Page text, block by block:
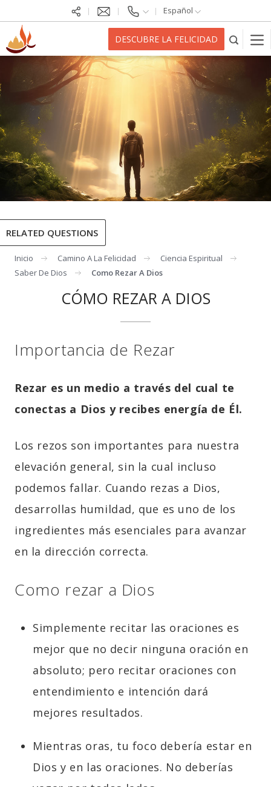
Español
DESCUBRE LA FELICIDAD
RELATED QUESTIONS
Inicio Camino A La Felicidad
Ciencia Espiritual
Saber De Dios
Como Rezar A Dios
CÓMO REZAR A DIOS
Importancia de Rezar
Rezar es un medio a través del cual te
conectas a Dios y recibes energía de Él.
Los rezos son importantes para nuestra
elevación general, sin la cual incluso
podemos fallar. Cuando rezas a Dios,
desarrollas humildad, que es uno de los
ingredientes más esenciales para avanzar
en la dirección correcta.
Como rezar a Dios
Simplemente recitar las oraciones es
mejor que no decir ninguna oración en
absoluto; pero recitar oraciones con
entendimiento e intención dará
mejores resultados.
Mientras oras, tu foco debería estar en
Dios y en las oraciones. No deberías